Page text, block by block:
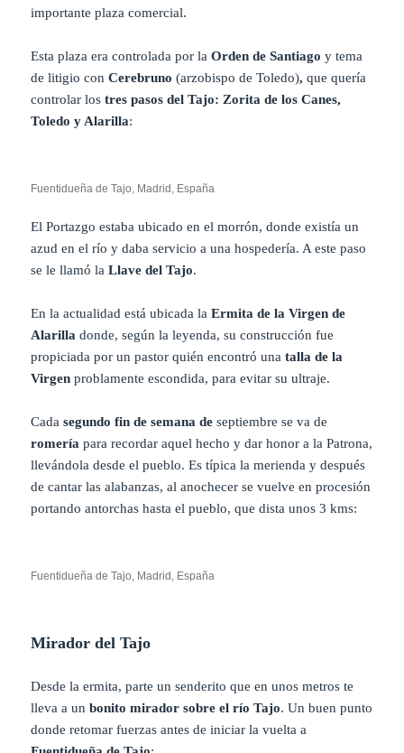
importante plaza comercial.
Esta plaza era controlada por la Orden de Santiago y tema
de litigio conCerebruno (arzobispo de Toledo),que quería
controlar los tres pasos del Tajo: Zorita de los Canes,
Toledo y Alarilla:
Fuentidueña de Tajo, Madrid, España
El Portazgo estaba ubicado en el morrón, donde existía un
azud en el río y daba servicio a una hospedería. A este paso
se le llamó laLlave del Tajo.
En la actualidad está ubicada laErmita de la Virgen de
Alarilla donde, según la leyenda, su construcción fue
propiciada por un pastor quién encontró unatalla de la
Virgen problamente escondida, para evitar su ultraje.
Cadasegundo fin de semana deseptiembre se va de
romería para recordar aquel hecho y dar honor a la Patrona,
llevándola desde el pueblo. Es típica la merienda y después
de cantar las alabanzas, al anochecer se vuelve en procesión
portando antorchas hasta el pueblo, que dista unos 3 kms:
Fuentidueña de Tajo, Madrid, España
Mirador del Tajo
Desde la ermita, parte un senderito que en unos metros te
lleva a unbonito mirador sobre el río Tajo. Un buen punto
donde retomar fuerzas antes de iniciar la vuelta a